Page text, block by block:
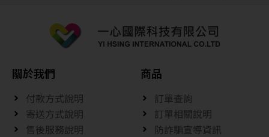
關於我們
付款方式說明
寄送方式說明
售後服務說明
商品
訂單查詢
訂單相關說明
防詐騙宣導資訊